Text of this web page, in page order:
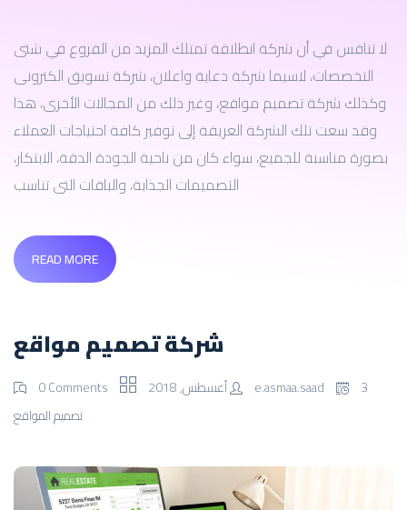
لا تنافس في أن شركة انطلاقة تمتلك المزيد من الفروع في شتى
التخصصات، لاسيما شركة دعاية واعلان، شركة تسويق الكترونى
وكذلك شركة تصميم مواقع، وغير ذلك من المجالات الأخرى، هذا
وقد سعت تلك الشركة العريقة إلى توفير كافة احتياجات العملاء
بصورة مناسبة للجميع، سواء كان من ناحية الجودة الدقة، الابتكار،
التصميمات الجذابة، والباقات التى تناسب
READ MORE
شركة تصميم مواقع
e.asmaa.saad 3 أغسطس, 2018
0 Comments
تصميم المواقع